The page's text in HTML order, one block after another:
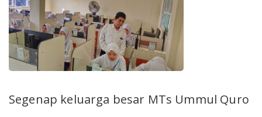
Segenap keluarga besar MTs Ummul Quro